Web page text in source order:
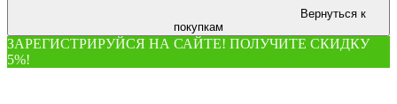
Вернуться к
покупкам
ЗАРЕГИСТРИРУЙСЯ НА САЙТЕ! ПОЛУЧИТЕ СКИДКУ
5%!